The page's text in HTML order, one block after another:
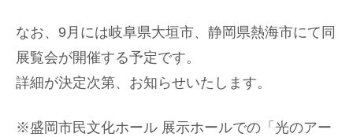
なお、9月には岐阜県大垣市、静岡県熱海市にて同
展覧会が開催する予定です。
詳細が決定次第、お知らせいたします。
※盛岡市民文化ホール 展示ホールでの「光のアー